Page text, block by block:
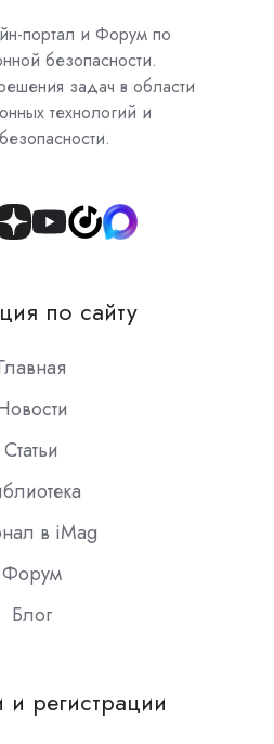
портал и Форум по
безопасности.
задач в области
технологий и
Join
Slack
по сайту
Статьи
в iMag
Форум
Блог
регистрации